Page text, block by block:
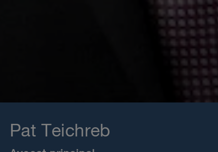
Pat Teichreb